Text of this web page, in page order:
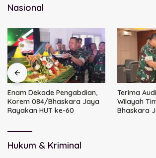
Nasional
Enam Dekade Pengabdian,
Korem 084/Bhaskara Jaya
Rayakan HUT ke-60
Terima
Wilayah
Bhaskara
Hukum & Kriminal